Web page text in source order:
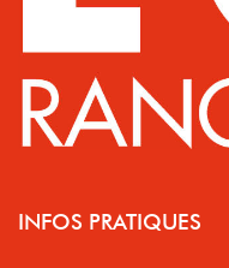
INFOS PRATIQUES